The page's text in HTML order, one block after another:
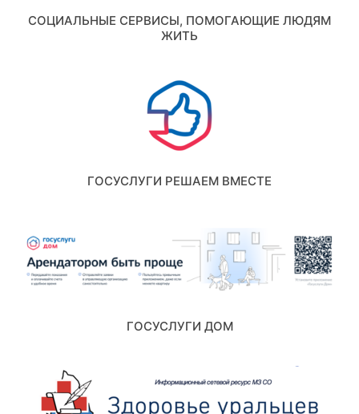
СОЦИАЛЬНЫЕ СЕРВИСЫ, ПОМОГАЮЩИЕ ЛЮДЯМ
ЖИТЬ
ГОСУСЛУГИ РЕШАЕМ ВМЕСТЕ
ГОСУСЛУГИ ДОМ